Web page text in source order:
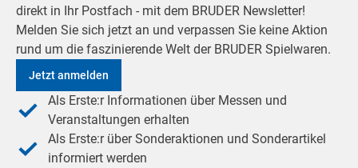
direkt in Ihr Postfach - mit dem BRUDER Newsletter!
Melden Sie sich jetzt an und verpassen Sie keine Aktion
rund um die faszinierende Welt der BRUDER Spielwaren.
Jetzt anmelden
Als Erste:r Informationen über Messen und
Veranstaltungen erhalten
Als Erste:r über Sonderaktionen und Sonderartikel
informiert werden